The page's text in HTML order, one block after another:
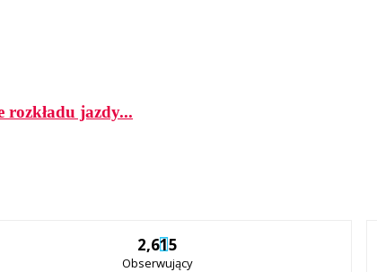
rozkładu jazdy...
2,615
Obserwujący